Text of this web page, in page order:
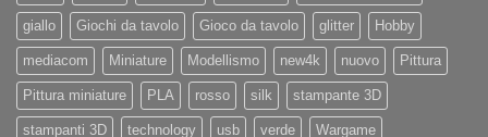
giallo Giochi da tavolo Gioco da tavolo glitter Hobby
mediacom Miniature Modellismo new4k nuovo Pittura
Pittura miniature PLA rosso silk stampante 3D
stampanti 3D technology usb verde Wargame